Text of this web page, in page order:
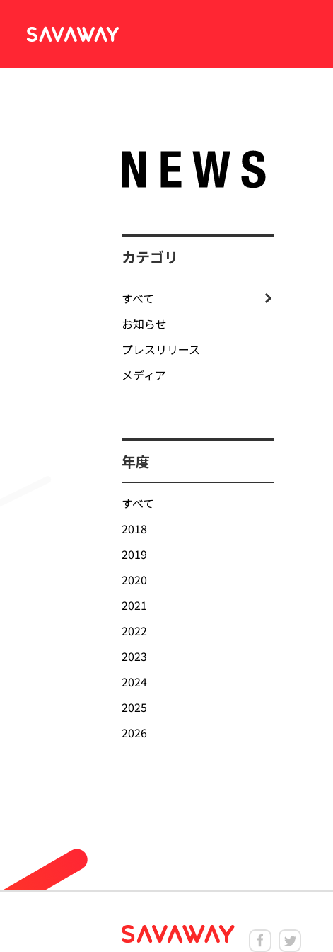
カテゴリ
すべて
お知らせ
プレスリリース
メディア
年度
すべて
2018
2019
2020
2021
2022
2023
2024
2025
2026